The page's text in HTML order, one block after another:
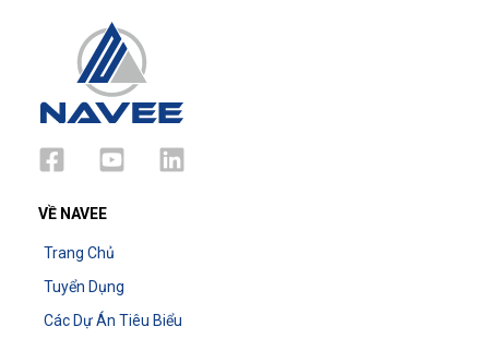
VỀ NAVEE
Trang Chủ
Tuyển Dụng
Các Dự Án Tiêu Biểu